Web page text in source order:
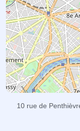
10 rue de